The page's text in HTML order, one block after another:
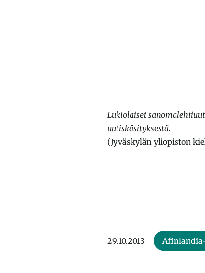
Lukiolaiset
uutiskäsityksestä.
(Jyväskylän yliopiston
29.10.2013